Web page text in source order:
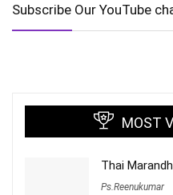
Subscribe Our YouTube
MOST
Thai
Ps.Reenukumar